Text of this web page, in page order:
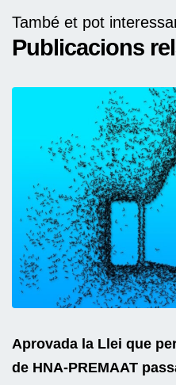
També et pot
Publicacions
Aprovada la Llei que
de HNA-PREMAAT